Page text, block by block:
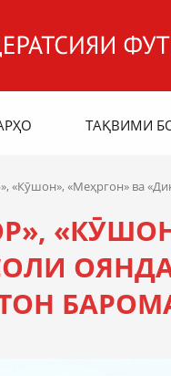
ТАҚВИМИ
«Кӯшон», «Меҳргон» ва